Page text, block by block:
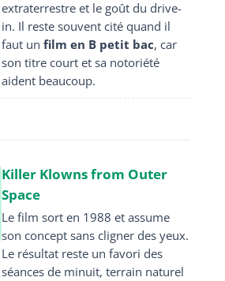
extraterrestre et le goût du drive-
in. Il reste souvent cité quand il
faut un film en B petit bac, car
son titre court et sa notoriété
aident beaucoup.
Killer Klowns from Outer
Space
Le film sort en 1988 et assume
son concept sans cligner des yeux.
Le résultat reste un favori des
séances de minuit, terrain naturel